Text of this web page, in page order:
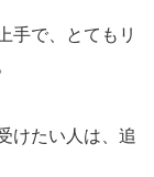
手で、とてもリ
けたい人は、追